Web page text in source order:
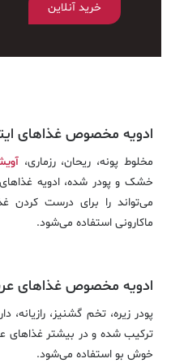
خرید آنلاین
ادویه مخصوص غذاهای
مخلوط پونه، ریحان، رزماری،
خشک و پودر شده، ادویه غذاهای
می‌تواند را برای درست کردن
ماکارونی استفاده می‌شود.
ادویه مخصوص غذاهای
پودر زیره، تخم گشنیز،
ترکیب شده و در بیشتر غذاهای
خوش بو استفاده می‌شود.